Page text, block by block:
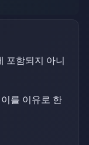
포함되지 아니
를 이유로 한